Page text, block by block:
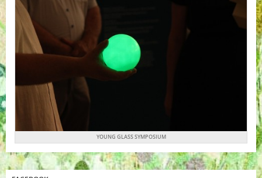
YOUNG GLASS SYMPOSIUM